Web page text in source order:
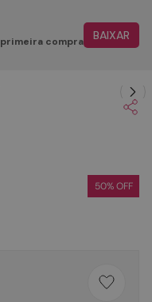
primeira compra BAIXAR
50% OFF